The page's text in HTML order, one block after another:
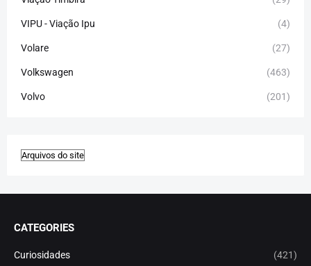
VIPU - Viação Ipu (4)
Volare (27)
Volkswagen (463)
Volvo (201)
CATEGORIES
Curiosidades (421)